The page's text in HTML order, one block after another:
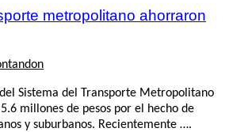
metropolitano ahorraron
Sistema del Transporte Metropolitano
millones de pesos por el hecho de
y suburbanos. Recientemente ….